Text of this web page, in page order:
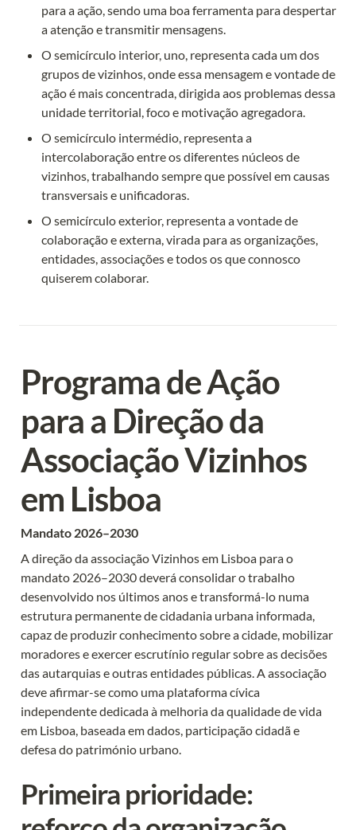
para a ação, sendo uma boa ferramenta para despertar
a atenção e transmitir mensagens.
O semicírculo interior, uno, representa cada um dos
grupos de vizinhos, onde essa mensagem e vontade de
ação é mais concentrada, dirigida aos problemas dessa
unidade territorial, foco e motivação agregadora.
O semicírculo intermédio, representa a
intercolaboração entre os diferentes núcleos de
vizinhos, trabalhando sempre que possível em causas
transversais e unificadoras.
O semicírculo exterior, representa a vontade de
colaboração e externa, virada para as organizações,
entidades, associações e todos os que connosco
quiserem colaborar.
Programa de Ação
para a Direção da
Associação Vizinhos
em Lisboa
Mandato 2026–2030
A direção da associação Vizinhos em Lisboa para o
mandato 2026–2030 deverá consolidar o trabalho
desenvolvido nos últimos anos e transformá-lo numa
estrutura permanente de cidadania urbana informada,
capaz de produzir conhecimento sobre a cidade, mobilizar
moradores e exercer escrutínio regular sobre as decisões
das autarquias e outras entidades públicas. A associação
deve afirmar-se como uma plataforma cívica
independente dedicada à melhoria da qualidade de vida
em Lisboa, baseada em dados, participação cidadã e
defesa do património urbano.
Primeira prioridade: